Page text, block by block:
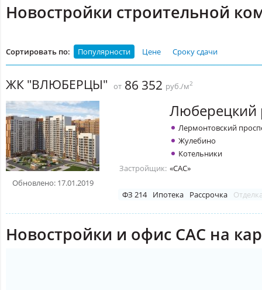
Новостройки строительной
Сортировать по: Популярности Цене Сроку сдачи
ЖК "ВЛЮБЕРЦЫ" от 86 352 руб./м2
Обновлено: 17.01.2019
Люберецкий
Лермонтовский
Жулебино
Котельники
Застройщик: «САС»
ФЗ 214 Ипотека Рассрочка
Новостройки и офис САС на